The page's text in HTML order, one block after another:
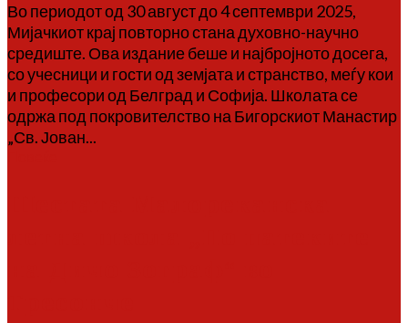
Во периодот од 30 август до 4 септември 2025,
Мијачкиот крај повторно стана духовно-научно
средиште. Ова издание беше и најбројното досега,
со учесници и гости од земјата и странство, меѓу кои
и професори од Белград и Софија. Школата се
одржа под покровителство на Бигорскиот Манастир
„Св. Јован...